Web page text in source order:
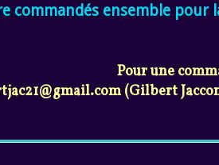
commandés ensemble
Pour une
(Gilbert